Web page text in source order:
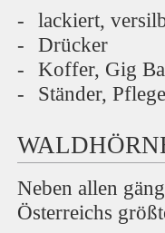
lackiert,
Drücker
Koffer, Gig
Ständer,
Neben allen
Österreichs